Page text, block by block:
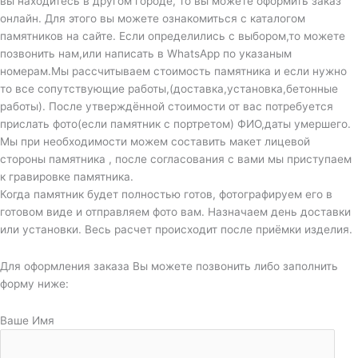
онлайн. Для этого вы можете ознакомиться с каталогом
памятников на сайте. Если определились с выбором,то можете
позвонить нам,или написать в WhatsApp по указаным
номерам.Мы рассчитываем стоимость памятника и если нужно
то все сопутствующие работы,(доставка,установка,бетонные
работы). После утверждённой стоимости от вас потребуется
прислать фото(если памятник с портретом) ФИО,даты умершего.
Мы при необходимости можем составить макет лицевой
стороны памятника , после согласования с вами мы приступаем
к гравировке памятника.
Когда памятник будет полностью готов, фотографируем его в
готовом виде и отправляем фото вам. Назначаем день доставки
или установки. Весь расчет происходит после приёмки изделия.
Для оформления заказа Вы можете позвонить либо заполнить
форму ниже:
Ваше Имя